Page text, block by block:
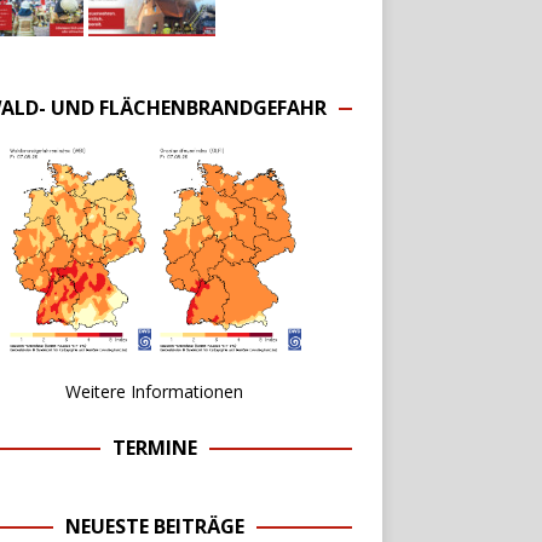
UND FLÄCHENBRANDGEFAHR
Weitere Informationen
TERMINE
NEUESTE BEITRÄGE